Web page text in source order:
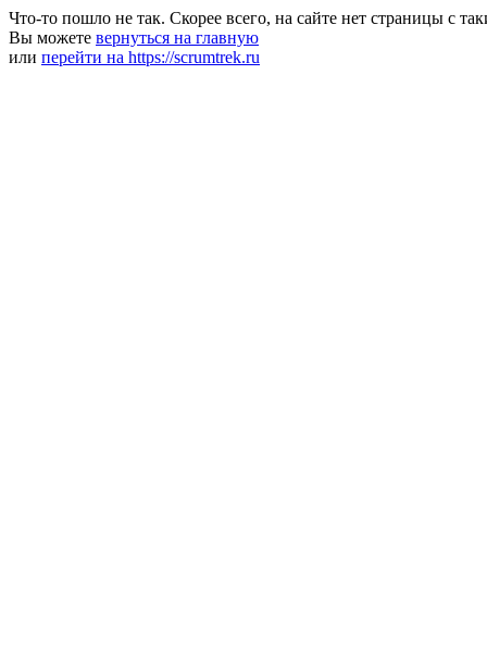
Что-то пошло не так. Скорее всего, на сайте нет страницы с
Вы можете вернуться на главную
или перейти на https://scrumtrek.ru